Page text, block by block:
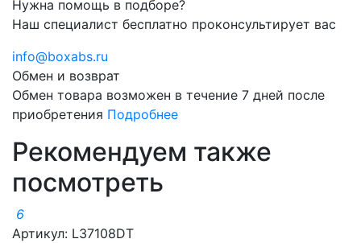
Нужна помощь в подборе?
Наш специалист бесплатно проконсультирует вас
info@boxabs.ru
Обмен и возврат
Обмен товара возможен в течение 7 дней после
приобретения Подробнее
Рекомендуем также
посмотреть
6
Артикул: L37108DT